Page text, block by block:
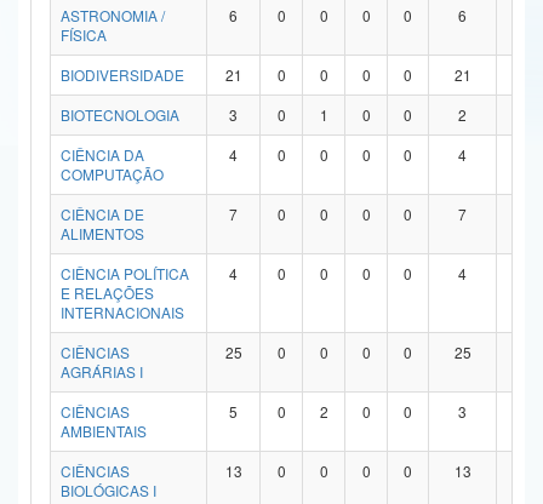
Secretaria de Governo
Advocacia-Geral da União
Banco Central do Brasil
ASTRONOMIA /
FÍSICA
6 0 0 0 0 6
BIODIVERSIDADE 21 0 0 0 0 21
BIOTECNOLOGIA
3 0 1 0 0 2
CIÊNCIA DA
COMPUTAÇÃO
4 0 0 0 0 4
CIÊNCIA DE
ALIMENTOS
7 0 0 0 0 7
CIÊNCIA POLÍTICA
E RELAÇÕES
INTERNACIONAIS
4 0 0 0 0 4
CIÊNCIAS
AGRÁRIAS I
25 0 0 0 0 25
CIÊNCIAS
AMBIENTAIS
5 0 2 0 0 3
CIÊNCIAS
BIOLÓGICAS I
13 0 0 0 0 13